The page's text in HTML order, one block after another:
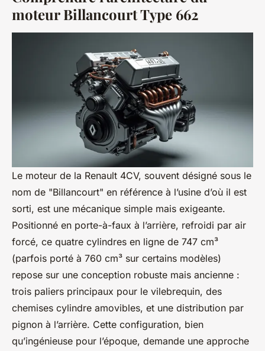
moteur Billancourt Type 662
Le moteur de la Renault 4CV, souvent désigné sous le
nom de "Billancourt" en référence à l’usine d’où il est
sorti, est une mécanique simple mais exigeante.
Positionné en porte-à-faux à l’arrière, refroidi par air
forcé, ce quatre cylindres en ligne de 747 cm³
(parfois porté à 760 cm³ sur certains modèles)
repose sur une conception robuste mais ancienne :
trois paliers principaux pour le vilebrequin, des
chemises cylindre amovibles, et une distribution par
pignon à l’arrière. Cette configuration, bien
qu’ingénieuse pour l’époque, demande une approche